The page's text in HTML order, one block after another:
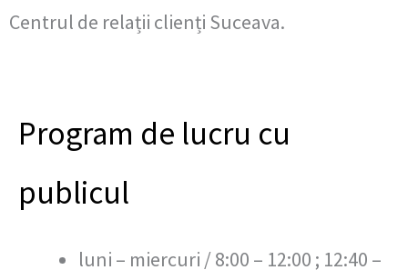
Centrul de relații clienți Suceava.
Program de lucru cu
publicul
luni – miercuri / 8:00 – 12:00 ; 12:40 –